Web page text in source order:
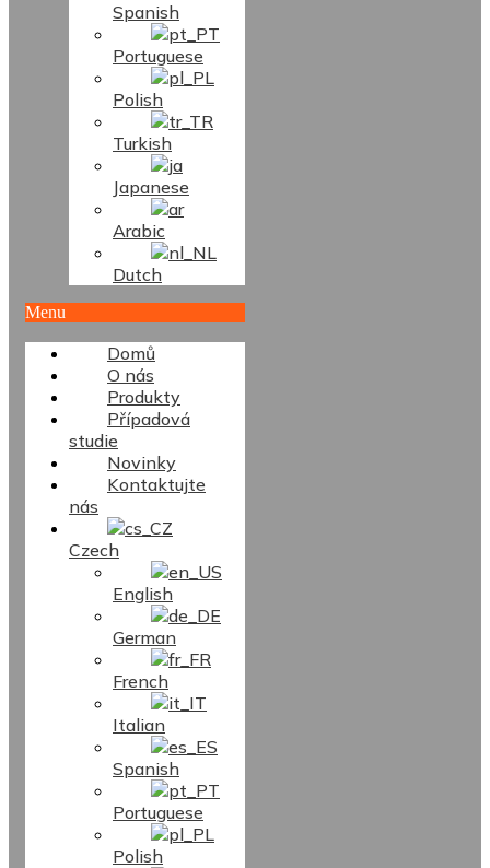
Spanish
Portuguese
Polish
Turkish
Japanese
Arabic
Dutch
Menu
Domů
O nás
Produkty
Případová
studie
Novinky
Kontaktujte
nás
Czech
English
German
French
Italian
Spanish
Portuguese
Polish